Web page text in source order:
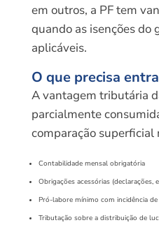
em outros, a PF tem
quando as isenções do
aplicáveis.
O que precisa
A vantagem tributária
parcialmente
comparação superficial
Contabilidade mensal obrigatória
Obrigações acessórias (declarações,
Pró-labore mínimo com incidência de
Tributação sobre a distribuição de